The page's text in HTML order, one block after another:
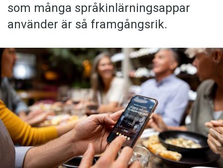
som många språkinlärningsappar
använder är så framgångsrik.